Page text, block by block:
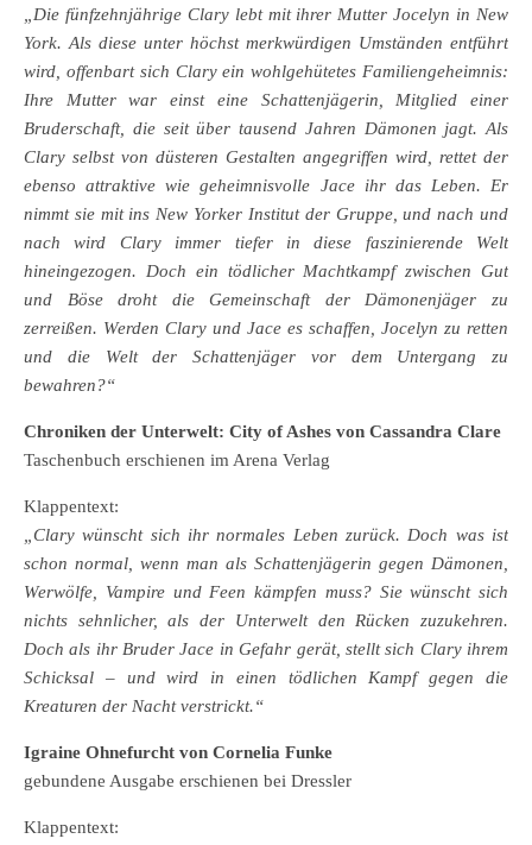
„Die fünfzehnjährige Clary lebt mit ihrer Mutter Jocelyn in New
York. Als diese unter höchst merkwürdigen Umständen entführt
wird, offenbart sich Clary ein wohlgehütetes Familiengeheimnis:
Ihre Mutter war einst eine Schattenjägerin, Mitglied einer
Bruderschaft, die seit über tausend Jahren Dämonen jagt. Als
Clary selbst von düsteren Gestalten angegriffen wird, rettet der
ebenso attraktive wie geheimnisvolle Jace ihr das Leben. Er
nimmt sie mit ins New Yorker Institut der Gruppe, und nach und
nach wird Clary immer tiefer in diese faszinierende Welt
hineingezogen. Doch ein tödlicher Machtkampf zwischen Gut
und Böse droht die Gemeinschaft der Dämonenjäger zu
zerreißen. Werden Clary und Jace es schaffen, Jocelyn zu retten
und die Welt der Schattenjäger vor dem Untergang zu
bewahren?“
Chroniken der Unterwelt: City of Ashes von Cassandra Clare
Taschenbuch erschienen im Arena Verlag
Klappentext:
„Clary wünscht sich ihr normales Leben zurück. Doch was ist
schon normal, wenn man als Schattenjägerin gegen Dämonen,
Werwölfe, Vampire und Feen kämpfen muss? Sie wünscht sich
nichts sehnlicher, als der Unterwelt den Rücken zuzukehren.
Doch als ihr Bruder Jace in Gefahr gerät, stellt sich Clary ihrem
Schicksal – und wird in einen tödlichen Kampf gegen die
Kreaturen der Nacht verstrickt.“
Igraine Ohnefurcht von Cornelia Funke
gebundene Ausgabe erschienen bei Dressler
Klappentext: